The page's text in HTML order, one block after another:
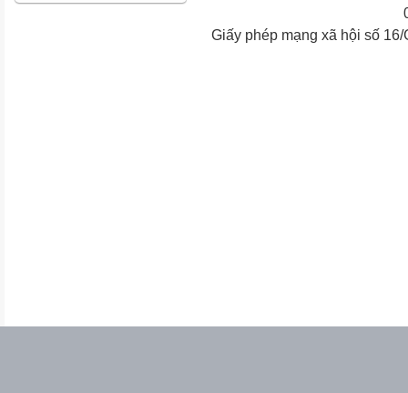
Giấy phép mạng xã hội số